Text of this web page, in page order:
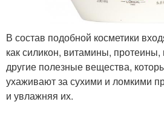
В состав подобной косметики
как силикон, витамины, протеины,
другие полезные вещества,
ухаживают за сухими и ломкими
и увлажняя их.